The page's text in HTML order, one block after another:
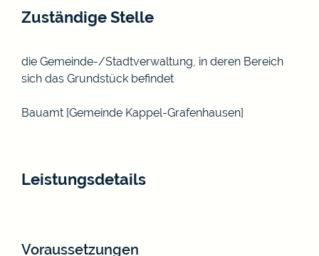
Zuständige Stelle
die Gemeinde-/Stadtverwaltung, in deren Bereich
sich das Grundstück befindet
Bauamt [Gemeinde Kappel-Grafenhausen]
Leistungsdetails
Voraussetzungen